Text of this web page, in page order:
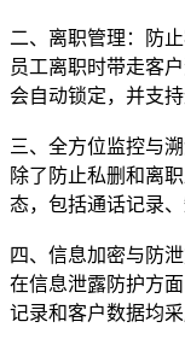
二、离职管理：防
员工离职时带走客
会自动锁定，并支
三、全方位监控与
除了防止私删和离
态，包括通话记录
四、信息加密与防
在信息泄露防护方
记录和客户数据均